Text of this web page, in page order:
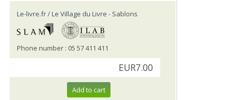
Le-livre.fr / Le Village du Livre - Sablons
Phone number : 05 57 411 411
EUR7.00
Add to cart